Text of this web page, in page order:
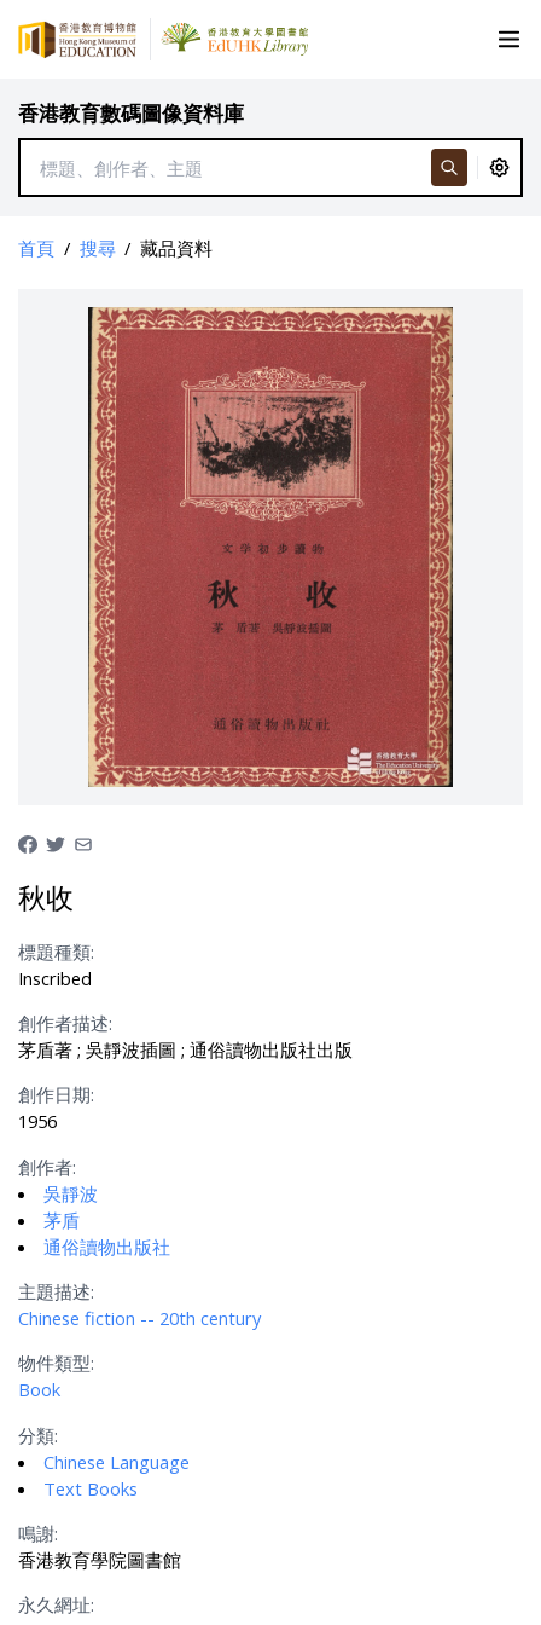
香港教育數碼圖像資料庫
首頁 / 搜尋 / 藏品資料
秋收
標題種類:
Inscribed
創作者描述:
茅盾著 ; 吳靜波插圖 ; 通俗讀物出版社出版
創作日期:
1956
創作者:
吳靜波
茅盾
通俗讀物出版社
主題描述:
Chinese fiction -- 20th century
物件類型:
Book
分類:
Chinese Language
Text Books
鳴謝:
香港教育學院圖書館
永久網址: